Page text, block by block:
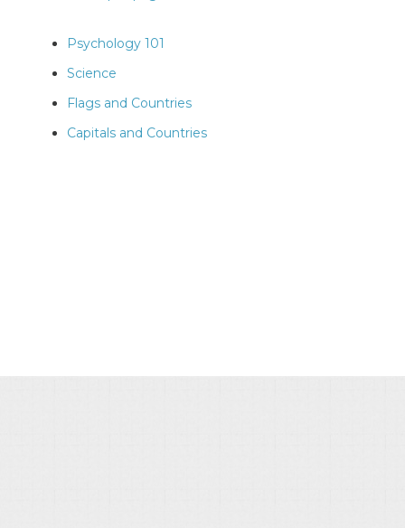
Psychology 101
Science
Flags and Countries
Capitals and Countries